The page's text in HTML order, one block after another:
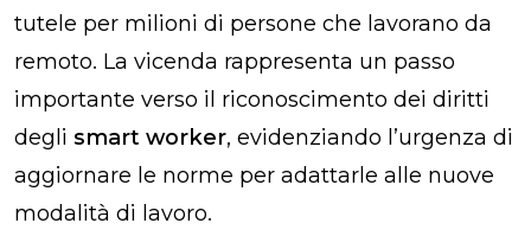
tutele per milioni di persone che lavorano da
remoto. La vicenda rappresenta un passo
importante verso il riconoscimento dei diritti
degli smart worker, evidenziando l’urgenza di
aggiornare le norme per adattarle alle nuove
modalità di lavoro.